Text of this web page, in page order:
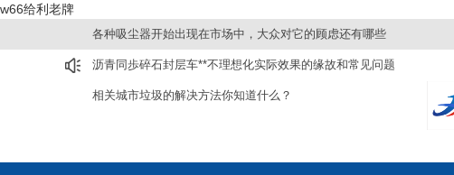
w66给利老牌
各种吸尘器开始出现在市场中，大众对它的顾虑还有哪些
沥青同歩碎石封层车**不理想化实际效果的缘故和常见问题
相关城市垃圾的解决方法你知道什么？